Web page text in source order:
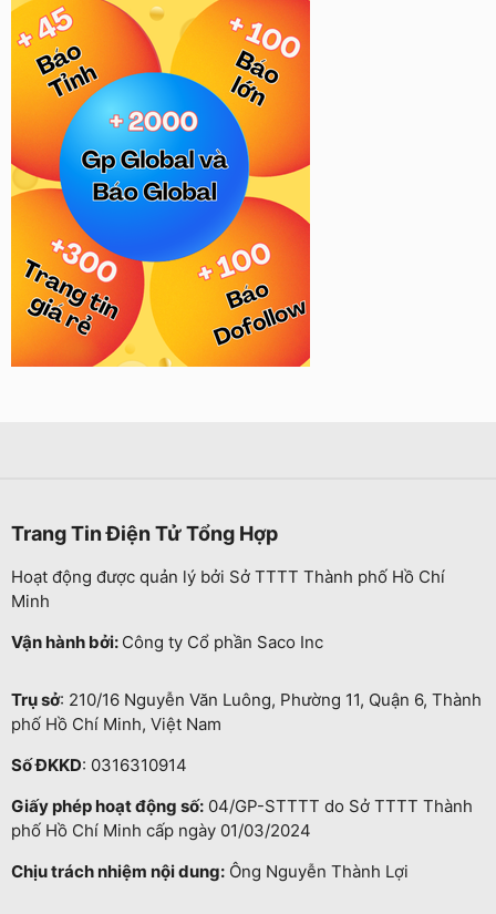
Trang Tin Điện Tử Tổng Hợp
Hoạt động được quản lý bởi Sở TTTT Thành phố Hồ Chí
Minh
Vận hành bởi: Công ty Cổ phần Saco Inc
Trụ sở: 210/16 Nguyễn Văn Luông, Phường 11, Quận 6, Thành
phố Hồ Chí Minh, Việt Nam
Số ĐKKD: 0316310914
Giấy phép hoạt động số: 04/GP-STTTT do Sở TTTT Thành
phố Hồ Chí Minh cấp ngày 01/03/2024
Chịu trách nhiệm nội dung: Ông Nguyễn Thành Lợi